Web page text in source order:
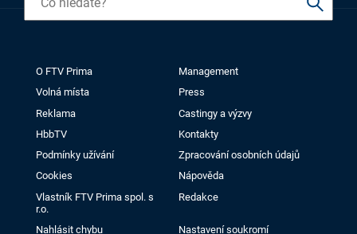
O FTV Prima
Management
Volná místa
Press
Reklama
Castingy a výzvy
HbbTV
Kontakty
Podmínky užívání
Zpracování osobních údajů
Cookies
Nápověda
Vlastník FTV Prima spol. s
r.o.
Redakce
Nahlásit chybu Nastavení soukromí